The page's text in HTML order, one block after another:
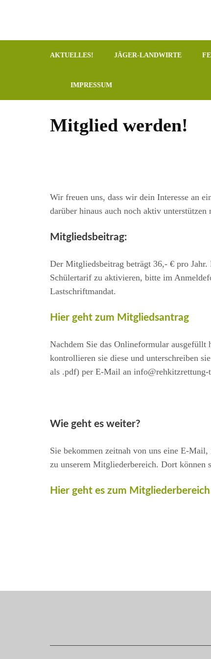
AKTUELLES! JÄGER-LANDWIRTE
IMPRESSUM
Mitglied werden!
Wir freuen uns, dass wir dein Interesse an
darüber hinaus auch noch aktiv
Mitgliedsbeitrag:
Der Mitgliedsbeitrag beträgt 36,- € pro
Schülertarif zu aktivieren, bitte im
Lastschriftmandat.
Hier geht zum Mitgliedsantrag
Nachdem Sie das Onlineformular
kontrollieren sie diese und unterschreiben
als .pdf) per E-Mail an
Wie geht es weiter?
Sie bekommen zeitnah von uns eine E-
zu unserem Mitgliederbereich. Dort können
Hier geht es zum Mitgliederbereich